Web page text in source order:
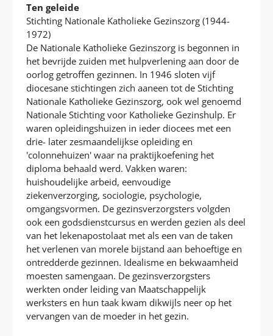
Ten geleide
Stichting Nationale Katholieke Gezinszorg (1944-
1972)
De Nationale Katholieke Gezinszorg is begonnen in
het bevrijde zuiden met hulpverlening aan door de
oorlog getroffen gezinnen. In 1946 sloten vijf
diocesane stichtingen zich aaneen tot de Stichting
Nationale Katholieke Gezinszorg, ook wel genoemd
Nationale Stichting voor Katholieke Gezinshulp. Er
waren opleidingshuizen in ieder diocees met een
drie- later zesmaandelijkse opleiding en
'colonnehuizen' waar na praktijkoefening het
diploma behaald werd. Vakken waren:
huishoudelijke arbeid, eenvoudige
ziekenverzorging, sociologie, psychologie,
omgangsvormen. De gezinsverzorgsters volgden
ook een godsdienstcursus en werden gezien als deel
van het lekenapostolaat met als een van de taken
het verlenen van morele bijstand aan behoeftige en
ontredderde gezinnen. Idealisme en bekwaamheid
moesten samengaan. De gezinsverzorgsters
werkten onder leiding van Maatschappelijk
werksters en hun taak kwam dikwijls neer op het
vervangen van de moeder in het gezin.